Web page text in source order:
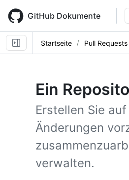
main
content
GitHub Dokumente
Startseite Pull Requests
Ein
Erstellen Sie
Änderungen
verwalten.